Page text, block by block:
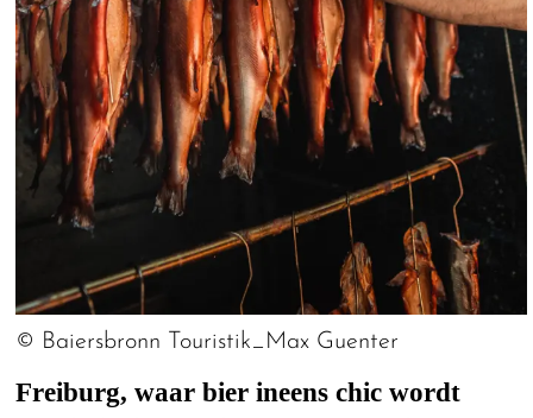
© Baiersbronn Touristik_Max Guenter
Freiburg, waar bier ineens chic wordt